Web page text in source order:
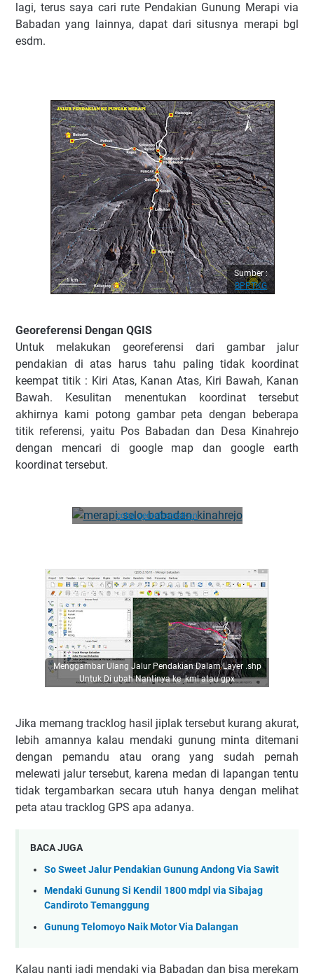
lagi, terus saya cari rute Pendakian Gunung Merapi via
Babadan yang lainnya, dapat dari situsnya merapi bgl
esdm.
Sumber :
BPPTKG
Georeferensi Dengan QGIS
Untuk melakukan georeferensi dari gambar jalur
pendakian di atas harus tahu paling tidak koordinat
keempat titik : Kiri Atas, Kanan Atas, Kiri Bawah, Kanan
Bawah. Kesulitan menentukan koordinat tersebut
akhirnya kami potong gambar peta dengan beberapa
titik referensi, yaitu Pos Babadan dan Desa Kinahrejo
dengan mencari di google map dan google earth
koordinat tersebut.
coba georeferensikan
Menggambar Ulang Jalur Pendakian Dalam Layer .shp
Untuk Di ubah Nantinya ke .kml atau gpx
Jika memang tracklog hasil jiplak tersebut kurang akurat,
lebih amannya kalau mendaki gunung minta ditemani
dengan pemandu atau orang yang sudah pernah
melewati jalur tersebut, karena medan di lapangan tentu
tidak tergambarkan secara utuh hanya dengan melihat
peta atau tracklog GPS apa adanya.
BACA JUGA
So Sweet Jalur Pendakian Gunung Andong Via Sawit
Mendaki Gunung Si Kendil 1800 mdpl via Sibajag
Candiroto Temanggung
Gunung Telomoyo Naik Motor Via Dalangan
Kalau nanti jadi mendaki via Babadan dan bisa merekam